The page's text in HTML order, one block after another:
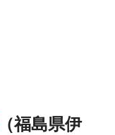
（福島県伊